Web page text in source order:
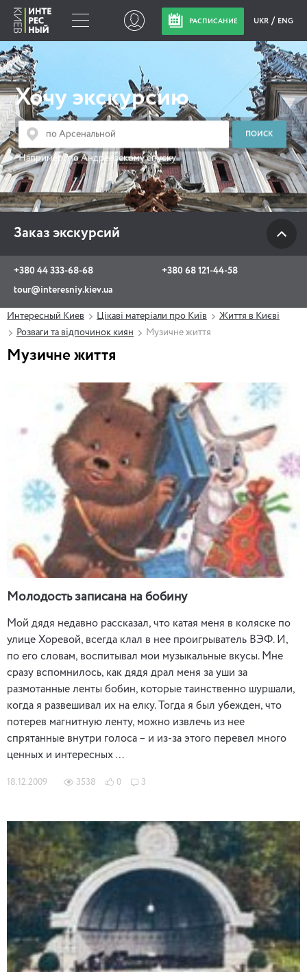
РАСПИСАНИЕ UKR ENG
Хочу экскурсию
Например:по Андреевскому спуску
Заказ экскурсий
+380 44 333-68-68
+380 68 121-44-58
tour@interesniy.kiev.ua
Заказ экскурсий
+380 44 333-68-68
+380 68 121-44-58
tour@interesniy.kiev.ua
с 10.00 до 19:30 ежедневно
Интересный Киев Цікаві матеріали про Київ
Життя в Києві
Розваги та відпочинок киян
Музичне життя
Музичне життя
Молодость записана на бобину
Мой дядя недавно рассказал, что катая меня в коляске по
улице Хоревой, всегда клал в нее проигрыватель ВЭФ. И,
по его словам, воспитывал мои музыкальные вкусы. Мне
сразу вспомнилось, как дядя драл меня за уши за
размотанные ленты бобин, которые таинственно шуршали,
когда я развешивал их на елку. Тогда я был убежден, что
потерев магнитную ленту, можно извлечь из нее
спрятанные внутри голоса – и из-за этого перевел много
ценных и интересных …
18.12.2009 3538 0 3